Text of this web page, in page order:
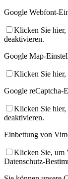
Google Webfont-
Klicken Sie hier,
deaktivieren.
Google Map-
Klicken Sie hier,
Google reCaptcha-
Klicken Sie hier,
deaktivieren.
Einbettung von
Klicken Sie, um
Datenschutz-